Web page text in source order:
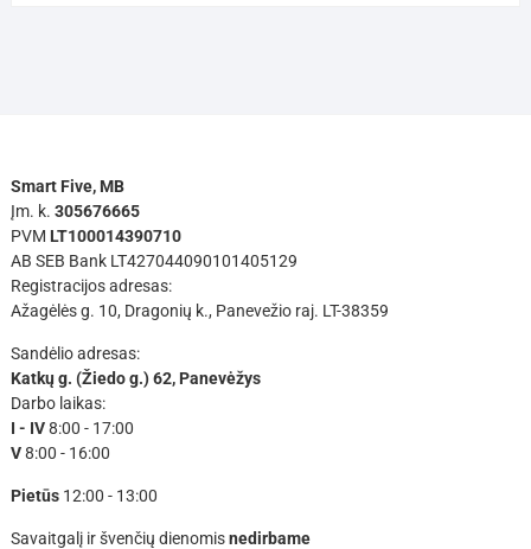
Smart Five, MB
Įm. k. 305676665
PVM LT100014390710
AB SEB Bank LT427044090101405129
Registracijos adresas:
Ažagėlės g. 10, Dragonių k., Panevežio raj. LT-38359
Sandėlio adresas:
Katkų g. (Žiedo g.) 62, Panevėžys
Darbo laikas:
I - IV8:00 - 17:00
V8:00 - 16:00
Pietūs12:00 - 13:00
Savaitgalį ir švenčių dienomisnedirbame